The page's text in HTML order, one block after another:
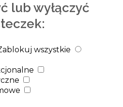
lub wyłączyć
wszystkie